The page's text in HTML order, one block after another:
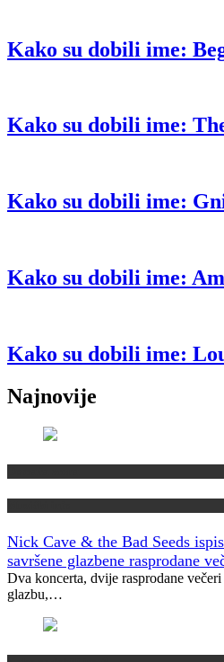
Kako su dobili ime:
Kako su dobili ime:
Kako su dobili ime:
Kako su dobili ime:
Kako su dobili ime:
Najnovije
Nick Cave & the Bad Seeds
savršene glazbene rasprodane
Dva koncerta, dvije rasprodane
glazbu,…